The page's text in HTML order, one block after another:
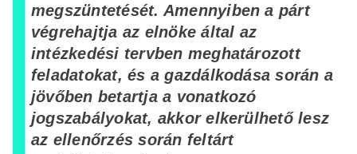
megszüntetését. Amennyiben a párt
végrehajtja az elnöke által az
intézkedési tervben meghatározott
feladatokat, és a gazdálkodása során a
jövőben betartja a vonatkozó
jogszabályokat, akkor elkerülhető lesz
az ellenőrzés során feltárt